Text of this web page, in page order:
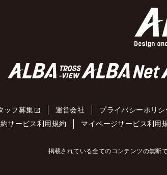
ッフ募集 運営会社 プライバシーポリシ
サービス利用規約
マイページサービス利用
掲載されている全てのコンテンツの無断